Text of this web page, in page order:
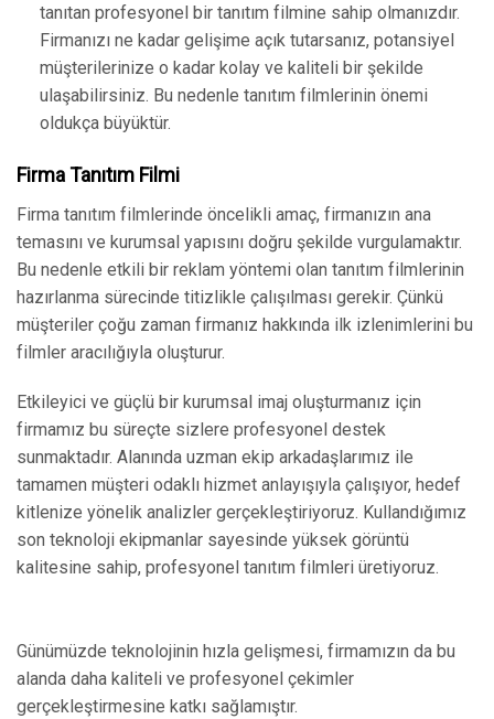
tanıtan profesyonel bir tanıtım filmine sahip olmanızdır.
Firmanızı ne kadar gelişime açık tutarsanız, potansiyel
müşterilerinize o kadar kolay ve kaliteli bir şekilde
ulaşabilirsiniz. Bu nedenle tanıtım filmlerinin önemi
oldukça büyüktür.
Firma Tanıtım Filmi
Firma tanıtım filmlerinde öncelikli amaç, firmanızın ana
temasını ve kurumsal yapısını doğru şekilde vurgulamaktır.
Bu nedenle etkili bir reklam yöntemi olan tanıtım filmlerinin
hazırlanma sürecinde titizlikle çalışılması gerekir. Çünkü
müşteriler çoğu zaman firmanız hakkında ilk izlenimlerini bu
filmler aracılığıyla oluşturur.
Etkileyici ve güçlü bir kurumsal imaj oluşturmanız için
firmamız bu süreçte sizlere profesyonel destek
sunmaktadır. Alanında uzman ekip arkadaşlarımız ile
tamamen müşteri odaklı hizmet anlayışıyla çalışıyor, hedef
kitlenize yönelik analizler gerçekleştiriyoruz. Kullandığımız
son teknoloji ekipmanlar sayesinde yüksek görüntü
kalitesine sahip, profesyonel tanıtım filmleri üretiyoruz.
Günümüzde teknolojinin hızla gelişmesi, firmamızın da bu
alanda daha kaliteli ve profesyonel çekimler
gerçekleştirmesine katkı sağlamıştır.